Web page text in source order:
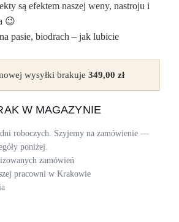
są efektem naszej weny, nastroju i
😉
pasie, biodrach – jak lubicie
wysyłki brakuje349,00zł
W MAGAZYNIE
roboczych. Szyjemy na zamówienie —
poniżej.
zamówień
pracowni w Krakowie